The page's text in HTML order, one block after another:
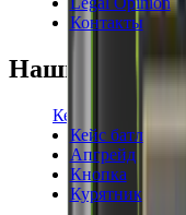
Контакты
Наши режимы
Кейсы
Кейс батл
Апгрейд
Кнопка
Курятник